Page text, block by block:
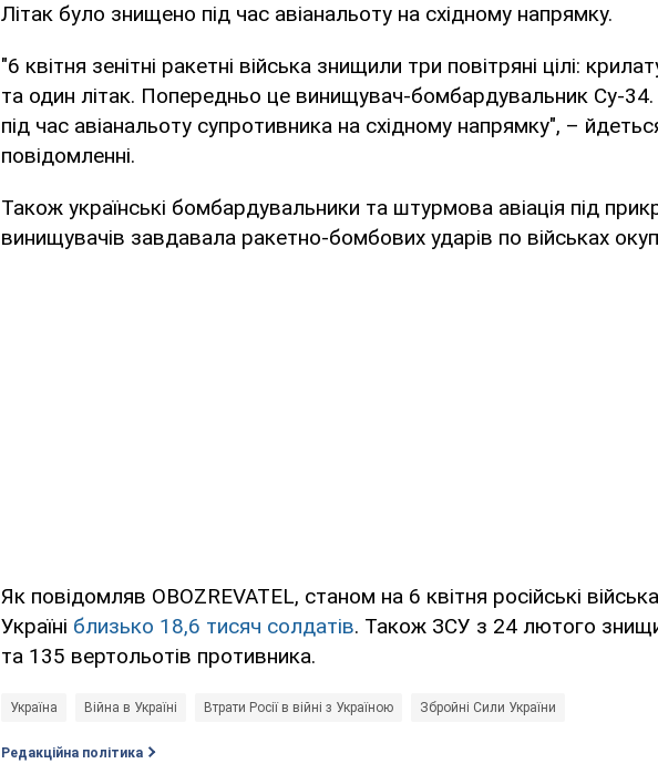
Літак було знищено під час авіанальоту на східному напрямку.
"6 квітня зенітні ракетні війська знищили три повітряні цілі:
та один літак. Попередньо це винищувач-бомбардувальник Су-34.
під час авіанальоту супротивника на східному напрямку", –
повідомленні.
Також українські бомбардувальники та штурмова авіація під
винищувачів завдавала ракетно-бомбових ударів по військах
Як повідомляв OBOZREVATEL, станом на 6 квітня російські
Україні близько 18,6 тисяч солдатів. Також ЗСУ з 24 лютого
та 135 вертольотів противника.
Україна Війна в Україні Втрати Росії в війні з Україною Збройні Сили України
Редакційна політика